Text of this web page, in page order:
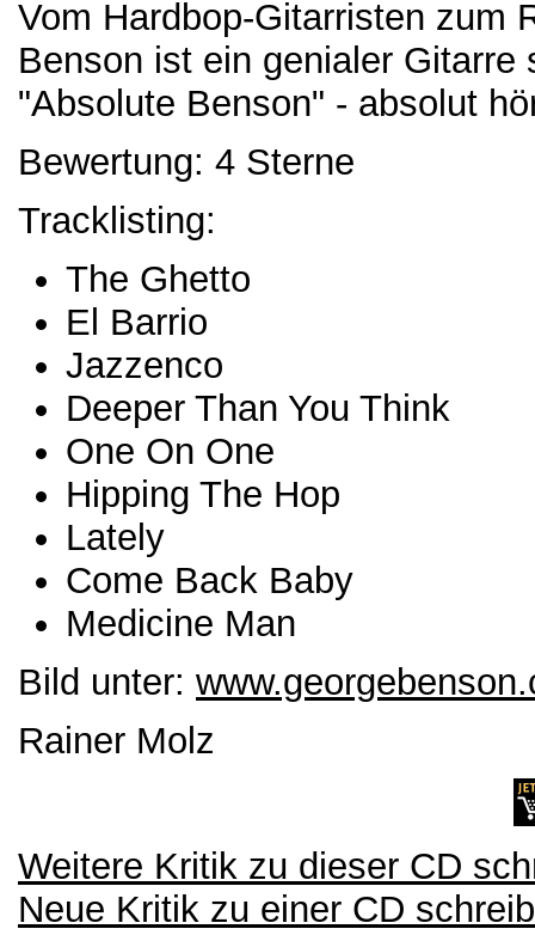
Vom Hardbop-Gitarristen zum
Benson ist ein genialer Gitarre
"Absolute Benson" - absolut
Bewertung: 4 Sterne
Tracklisting:
The Ghetto
El Barrio
Jazzenco
Deeper Than You Think
One On One
Hipping The Hop
Lately
Come Back Baby
Medicine Man
Bild unter:
Rainer Molz
Weitere Kritik zu dieser CD
Neue Kritik zu einer CD